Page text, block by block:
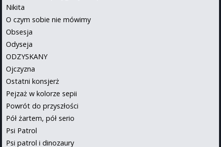
Nikita
O czym sobie nie mówimy
Obsesja
Odyseja
ODZYSKANY
Ojczyzna
Ostatni konsjerż
Pejzaż w kolorze sepii
Powrót do przyszłości
Pół żartem, pół serio
Psi Patrol
Psi patrol i dinozaury